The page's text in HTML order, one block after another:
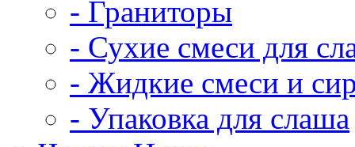
- Граниторы
- Сухие смеси для
- Жидкие смеси и
- Упаковка для слаша